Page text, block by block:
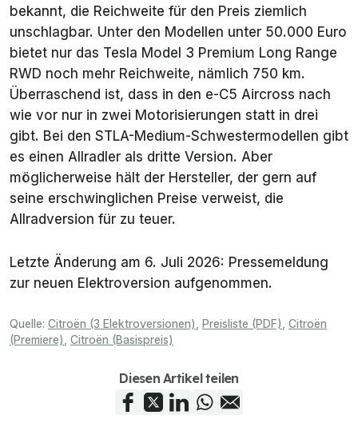
bekannt, die Reichweite für den Preis ziemlich
unschlagbar. Unter den Modellen unter 50.000 Euro
bietet nur das Tesla Model 3 Premium Long Range
RWD noch mehr Reichweite, nämlich 750 km.
Überraschend ist, dass in den e-C5 Aircross nach
wie vor nur in zwei Motorisierungen statt in drei
gibt. Bei den STLA-Medium-Schwestermodellen gibt
es einen Allradler als dritte Version. Aber
möglicherweise hält der Hersteller, der gern auf
seine erschwinglichen Preise verweist, die
Allradversion für zu teuer.
Letzte Änderung am 6. Juli 2026: Pressemeldung
zur neuen Elektroversion aufgenommen.
Quelle: Citroën (3 Elektroversionen) Preisliste (PDF) Citroën
(Premiere) Citroën (Basispreis)
Diesen Artikel teilen